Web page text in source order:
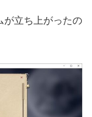
が立ち上がったの